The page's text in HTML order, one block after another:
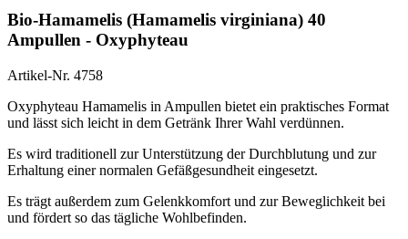
Bio-Hamamelis (Hamamelis virginiana) 40
Ampullen - Oxyphyteau
Artikel-Nr. 4758
Oxyphyteau Hamamelis in Ampullen bietet ein praktisches Format
und lässt sich leicht in dem Getränk Ihrer Wahl verdünnen.
Es wird traditionell zur Unterstützung der Durchblutung und zur
Erhaltung einer normalen Gefäßgesundheit eingesetzt.
Es trägt außerdem zum Gelenkkomfort und zur Beweglichkeit bei
und fördert so das tägliche Wohlbefinden.